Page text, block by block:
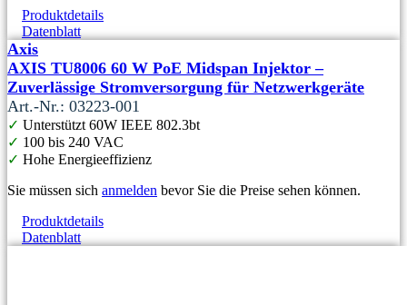
Produktdetails
Datenblatt
Axis
AXIS TU8006 60 W PoE Midspan Injektor –
Zuverlässige Stromversorgung für Netzwerkgeräte
Art.-Nr.: 03223-001
✓ Unterstützt 60W IEEE 802.3bt
✓ 100 bis 240 VAC
✓ Hohe Energieeffizienz
Sie müssen sich anmelden bevor Sie die Preise sehen können.
Produktdetails
Datenblatt